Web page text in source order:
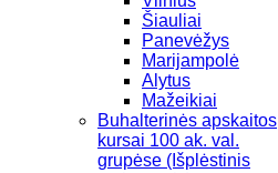
Šiauliai
Panevėžys
Marijampolė
Alytus
Mažeikiai
Buhalterinės apskaitos
kursai 100 ak. val.
grupėse (Išplėstinis